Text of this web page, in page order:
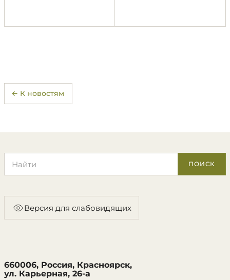
← К новостям
ПОИСК
Версия для слабовидящих
660006, Россия, Красноярск,
ул. Карьерная, 26-а